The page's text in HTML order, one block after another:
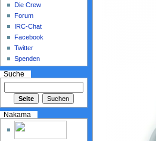
Die Crew
Forum
IRC-Chat
Facebook
Twitter
Spenden
Suche
Nakama